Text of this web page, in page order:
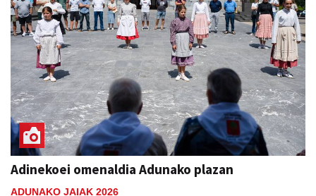
Adinekoei omenaldia Adunako plazan
ADUNAKO JAIAK 2026